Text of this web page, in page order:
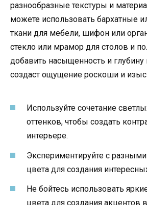
разнообразные текстуры и
можете использовать бархатные
ткани для мебели, шифон или
стекло или мрамор для столов и
добавить насыщенность и глубину
создаст ощущение роскоши и
Используйте сочетание
оттенков, чтобы создать
интерьере.
Экспериментируйте с
цвета для создания
Не бойтесь использовать
цвета для создания акцентов